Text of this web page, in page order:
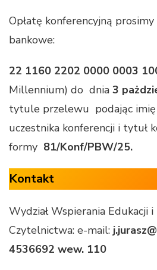
Opłatę konferencyjną prosimy
bankowe:
22 1160 2202 0000 0003
Millennium) do dnia 3
tytule przelewu podając imię
uczestnika konferencji i tytuł
formy 81/Konf/PBW/25.
Kontakt
Wydział Wspierania Edukacji
Czytelnictwa: e-mail:
4536692 wew. 110